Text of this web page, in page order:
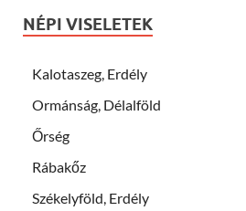
NÉPI VISELETEK
Kalotaszeg, Erdély
Ormánság, Délalföld
Őrség
Rábakőz
Székelyföld, Erdély